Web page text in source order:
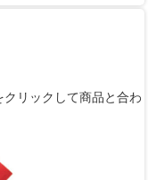
リックして商品と合わ